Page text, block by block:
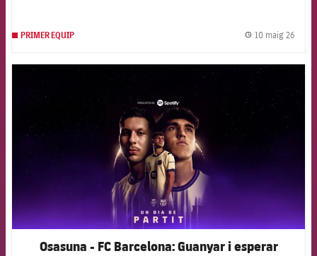
PRIMER EQUIP 10 maig 26
FCB Barcelona badge
Osasuna - FC Barcelona: Guanyar i esperar